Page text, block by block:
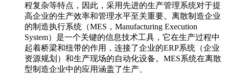
程复杂等特点，因此，采用先进的生产管理系统对于提
高企业的生产效率和管理水平至关重要。离散制造企业
的制造执行系统（MES，Manufacturing Execution
System）是一个关键的信息技术工具，它在生产过程中
起着桥梁和纽带的作用，连接了企业的ERP系统（企业
资源规划）和生产现场的自动化设备。MES系统在离散
型制造企业中的应用涵盖了生产、